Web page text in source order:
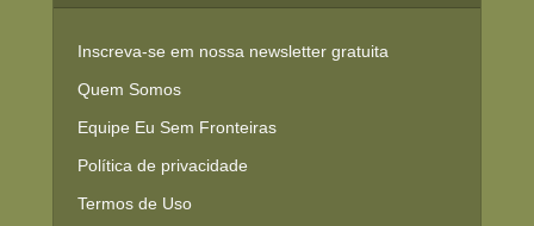
Inscreva-se em nossa newsletter gratuita
Quem Somos
Equipe Eu Sem Fronteiras
Política de privacidade
Termos de Uso